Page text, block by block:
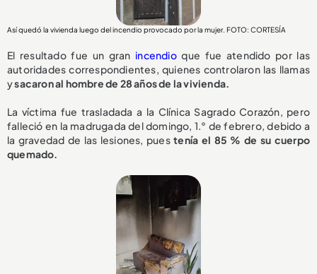
Así quedó la vivienda luego del incendio provocado por la mujer. FOTO: CORTESÍA
El resultado fue un gran incendioque fue atendido por las
autoridades correspondientes, quienes controlaron las llamas
ysacaron al hombre de 28 años de la vivienda.
La víctima fue trasladada a la Clínica Sagrado Corazón, pero
falleció en la madrugada del domingo, 1.° de febrero, debido a
la gravedad de las lesiones, puestenía el 85 % de su cuerpo
quemado.